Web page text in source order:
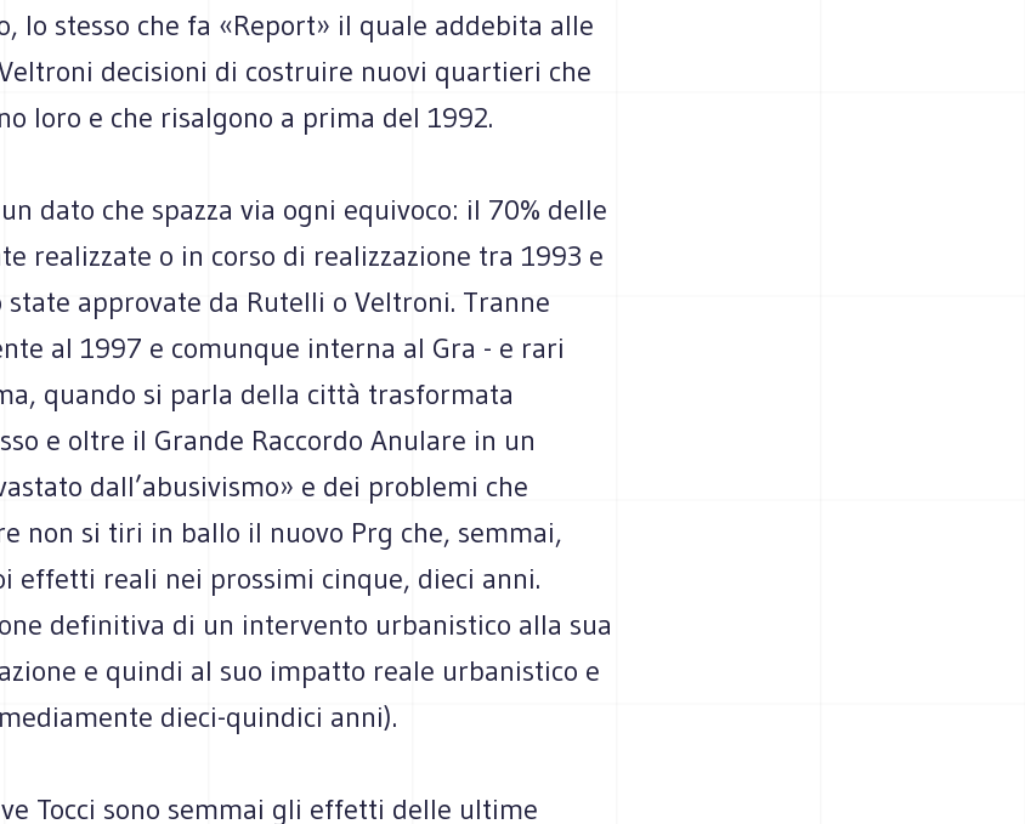
lo stesso che fa «Report» il quale addebita alle
decisioni di costruire nuovi quartieri che
loro e che risalgono a prima del 1992.
dato che spazza via ogni equivoco: il 70% delle
realizzate o in corso di realizzazione tra 1993 e
state approvate da Rutelli o Veltroni. Tranne
al 1997 e comunque interna al Gra - e rari
quando si parla della città trasformata
e oltre il Grande Raccordo Anulare in un
dall’abusivismo» e dei problemi che
non si tiri in ballo il nuovo Prg che, semmai,
effetti reali nei prossimi cinque, dieci anni.
definitiva di un intervento urbanistico alla sua
e quindi al suo impatto reale urbanistico e
dieci-quindici anni).
Tocci sono semmai gli effetti delle ultime